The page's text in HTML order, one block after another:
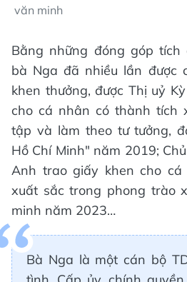
văn minh
Bằng những đóng góp tích
bà Nga đã nhiều lần được
khen thưởng, được Thị uỷ
cho cá nhân có thành tích
tập và làm theo tư tưởng,
Hồ Chí Minh" năm 2019;
Anh trao giấy khen cho
xuất sắc trong phong trào
minh năm 2023…
Bà Nga là một cán bộ